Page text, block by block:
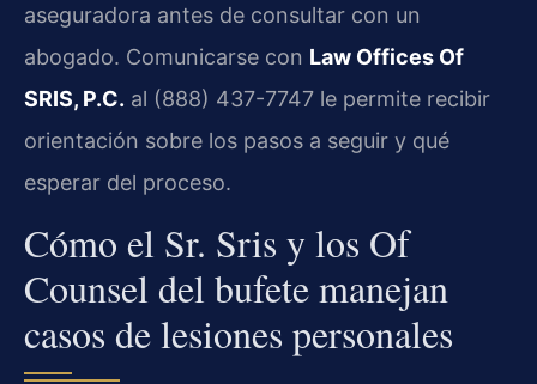
aseguradora antes de consultar con un
abogado. Comunicarse con Law Offices Of
SRIS, P.C. al (888) 437-7747 le permite recibir
orientación sobre los pasos a seguir y qué
esperar del proceso.
Cómo el Sr. Sris y los Of
Counsel del bufete manejan
casos de lesiones personales